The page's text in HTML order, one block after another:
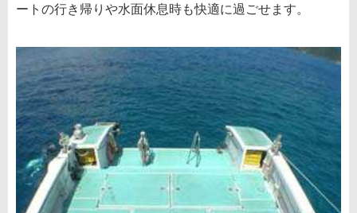
ートの行き帰りや水面休息時も快適に過ごせます。